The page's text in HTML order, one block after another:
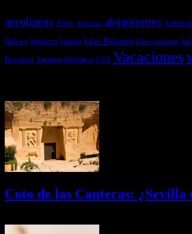
aerolineas Africa Alemania alojamientos Andalucía
Balears Inglaterra Islandia Islas Baleares Islas canarias
Bicicleta Turismo Histórico USA Vacaciones
Coto de las Canteras: ¿Sevilla